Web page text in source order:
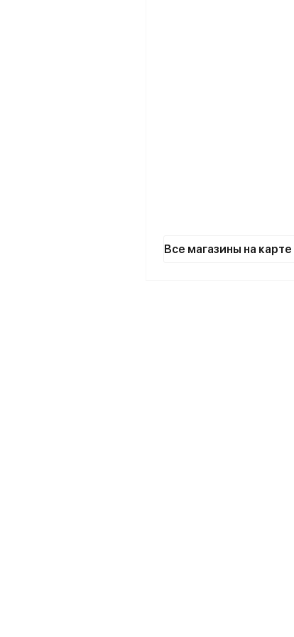
все свои обязательства качественно и в срок.
Все магазины на карте